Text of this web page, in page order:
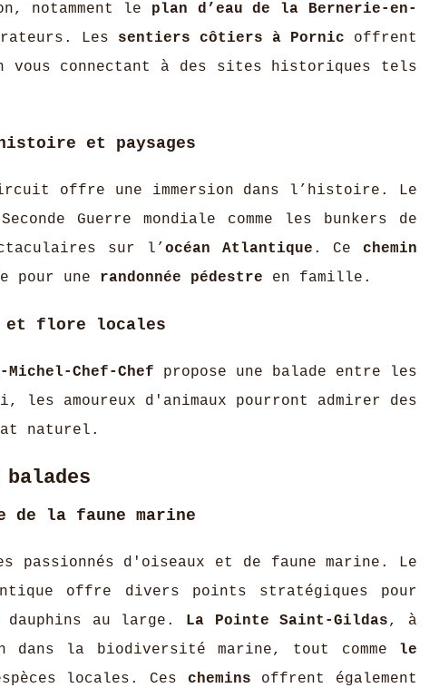
notamment le plan d’eau de la Bernerie-en-
Les sentiers côtiers à Pornic offrent
connectant à des sites historiques tels
et paysages
offre une immersion dans l’histoire. Le
Guerre mondiale comme les bunkers de
sur l’ océan Atlantique . Cechemin
pour une randonnée pédestre en famille.
et flore locales
Michel-Chef-Chef propose une balade entre les
les amoureux d'animaux pourront admirer des
naturel.
de la faune marine
passionnés d'oiseaux et de faune marine. Le
offre divers points stratégiques pour
dauphins au large. La Pointe Saint-Gildas, à
dans la biodiversité marine, tout comme le
locales. Ces chemins offrent également